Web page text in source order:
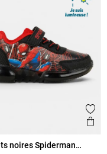
favoris
noires Spiderman